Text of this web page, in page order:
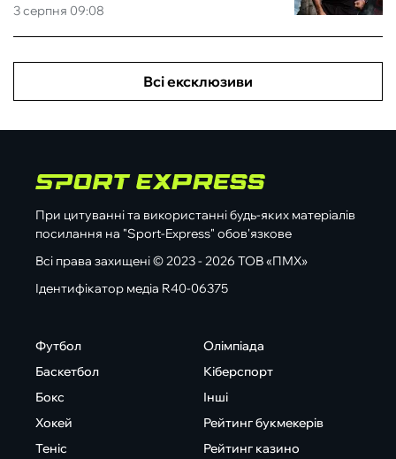
3 серпня 09:08
Всі ексклюзиви
При цитуванні та використанні будь-яких матеріалів
посилання на "Sport-Express" обов'язкове
Всі права захищені © 2023 - 2026 ТОВ «ПМХ»
Ідентифікатор медіа R40-06375
Футбол
Баскетбол
Бокс
Хокей
Теніс
Олімпіада
Кіберспорт
Інші
Рейтинг букмекерів
Рейтинг казино